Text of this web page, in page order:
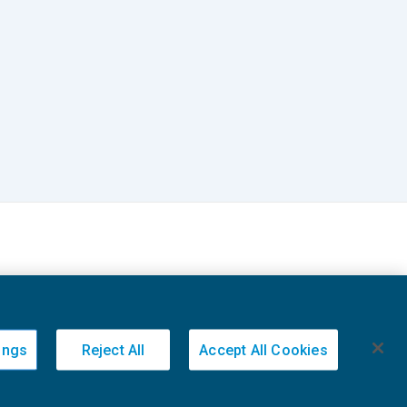
Reject All Accept All Cookies